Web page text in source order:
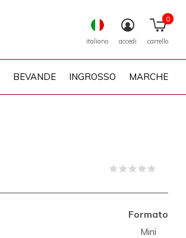
BEVANDE INGROSSO MARCHE
italiano accedi carrello
0
Formato
Mini